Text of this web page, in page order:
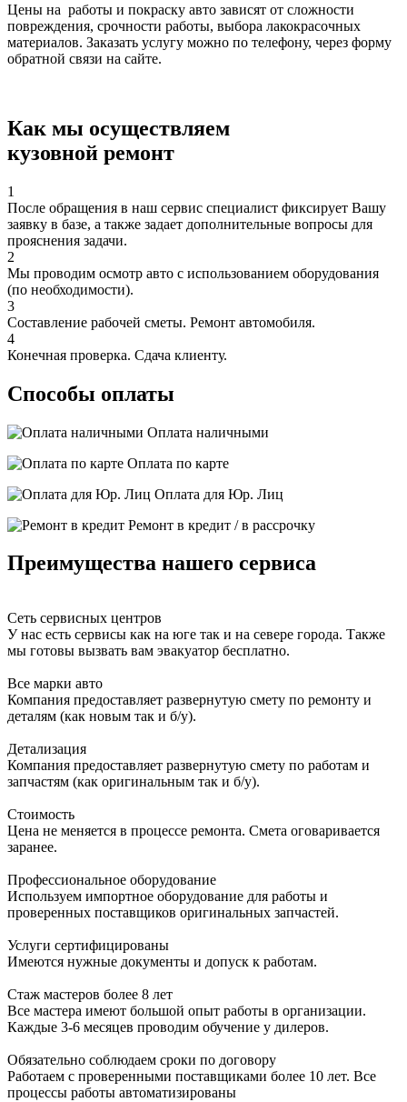
Цены на работы и покраску авто зависят от сложности
повреждения, срочности работы, выбора лакокрасочных
материалов. Заказать услугу можно по телефону, через форму
обратной связи на сайте.
Как мы осуществляем
кузовной ремонт
1
После обращения в наш сервис специалист фиксирует Вашу
заявку в базе, а также задает дополнительные вопросы для
прояснения задачи.
2
Мы проводим осмотр авто с использованием оборудования
(по необходимости).
3
Составление рабочей сметы. Ремонт автомобиля.
4
Конечная проверка. Сдача клиенту.
Способы оплаты
Оплата наличными
Оплата по карте
Оплата для Юр. Лиц
Ремонт в кредит / в рассрочку
Преимущества нашего сервиса
Сеть сервисных центров
У нас есть сервисы как на юге так и на севере города. Также
мы готовы вызвать вам эвакуатор бесплатно.
Все марки авто
Компания предоставляет развернутую смету по ремонту и
деталям (как новым так и б/у).
Детализация
Компания предоставляет развернутую смету по работам и
запчастям (как оригинальным так и б/у).
Стоимость
Цена не меняется в процессе ремонта. Смета оговаривается
заранее.
Профессиональное оборудование
Используем импортное оборудование для работы и
проверенных поставщиков оригинальных запчастей.
Услуги сертифицированы
Имеются нужные документы и допуск к работам.
Стаж мастеров более 8 лет
Все мастера имеют большой опыт работы в организации.
Каждые 3-6 месяцев проводим обучение у дилеров.
Обязательно соблюдаем сроки по договору
Работаем с проверенными поставщиками более 10 лет. Все
процессы работы автоматизированы